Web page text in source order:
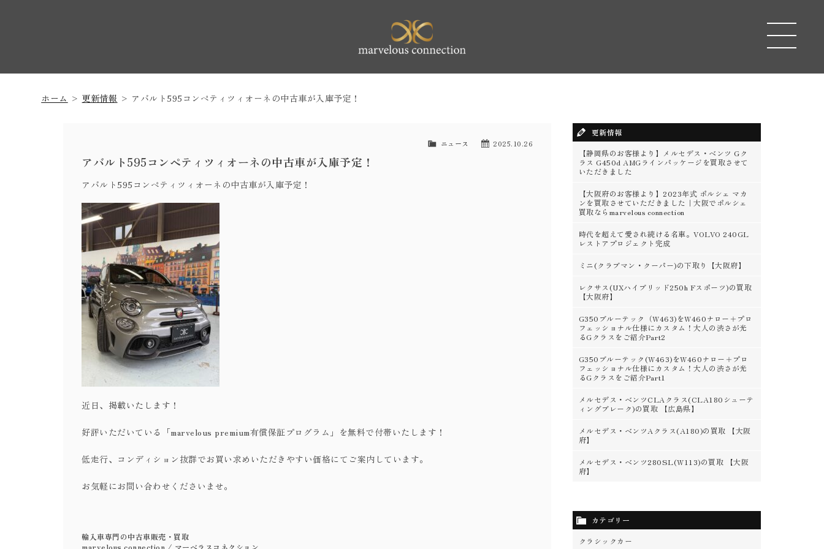
toggle
navigation
ホーム 更新情報 アバルト595コンペティツィオーネの中古車が入庫予定！
2025.10.26
ニュース
アバルト595コンペティツィオーネの中古車が入庫予定！
アバルト595コンペティツィオーネの中古車が入庫予定！
近日、掲載いたします！
好評いただいている「marvelous premium有償保証プログラム」を無料で付帯いたします！
低走行、コンディション抜群でお買い求めいただきやすい価格にてご案内しています。
お気軽にお問い合わせくださいませ。
輸入車専門の中古車販売・買取
marvelous connection / マーベラスコネクション
更新情報
【静岡県のお客様より】メルセデス・ベンツ Gク
ラス G450d AMGラインパッケージを買取させて
いただきました
【大阪府のお客様より】2023年式 ポルシェ マカ
ンを買取させていただきました｜大阪でポルシェ
買取ならmarvelous connection
時代を超えて愛され続ける名車。VOLVO 240GL
レストアプロジェクト完成
ミニ(クラブマン・クーパー)の下取り【大阪府】
レクサス(UXハイブリッド250h Fスポーツ)の買取
【大阪府】
G350ブルーテック（W463)をW460ナロー＋プロ
フェッショナル仕様にカスタム！大人の渋さが光
るGクラスをご紹介Part2
G350ブルーテック(W463)をW460ナロー＋プロ
フェッショナル仕様にカスタム！大人の渋さが光
るGクラスをご紹介Part1
メルセデス・ベンツCLAクラス(CLA180シューテ
ィングブレーク)の買取 【広島県】
メルセデス・ベンツAクラス(A180)の買取 【大阪
府】
メルセデス・ベンツ280SL(W113)の買取 【大阪
府】
カテゴリー
クラシックカー